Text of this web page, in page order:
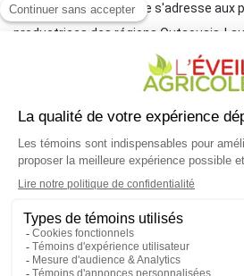
Le journal L'Éveil agricole s'adresse aux
productrices des régions Outaouais-
par année par le Groupe JCL, il traite de
enjeux reliés à l'agriculture.
COORDONNÉES
mlemay@groupejcl.ca
450 472-3440, poste 250
UNE INITIATIVE DU